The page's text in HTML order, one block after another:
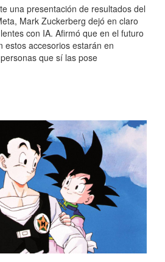
una presentación de resultados del
Mark Zuckerberg dejó en claro
con IA. Afirmó que en el futuro
estos accesorios estarán en
que sí las pose